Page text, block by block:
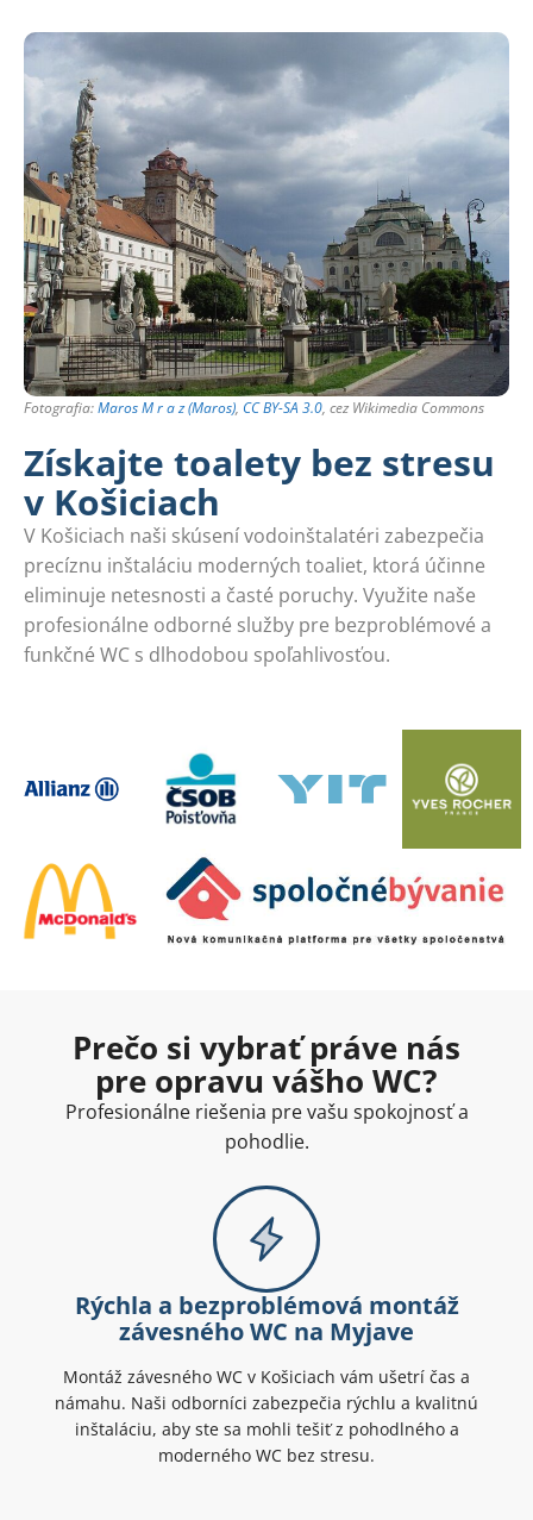
Fotografia:Maros M r a z (Maros), CC BY-SA 3.0, cez Wikimedia Commons
Získajte toalety bez stresu
v Košiciach
V Košiciach naši skúsení vodoinštalatéri zabezpečia
precíznu inštaláciu moderných toaliet, ktorá účinne
eliminuje netesnosti a časté poruchy. Využite naše
profesionálne odborné služby pre bezproblémové a
funkčné WC s dlhodobou spoľahlivosťou.
Prečo si vybrať práve nás
pre opravu vášho WC?
Profesionálne riešenia pre vašu spokojnosť a
pohodlie.
Rýchla a bezproblémová montáž
závesného WC na Myjave
Montáž závesného WC v Košiciach vám ušetrí čas a
námahu. Naši odborníci zabezpečia rýchlu a kvalitnú
inštaláciu, aby ste sa mohli tešiť z pohodlného a
moderného WC bez stresu.